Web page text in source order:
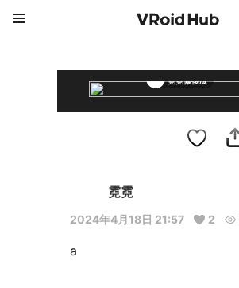
霓霓修復版
霓霓
2024年4月18日 21:57 2
a